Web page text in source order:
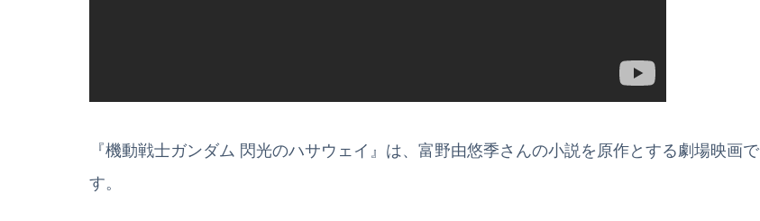
『機動戦士ガンダム 閃光のハサウェイ』は、富野由悠季さんの小説を原作とする劇場映画で
す。